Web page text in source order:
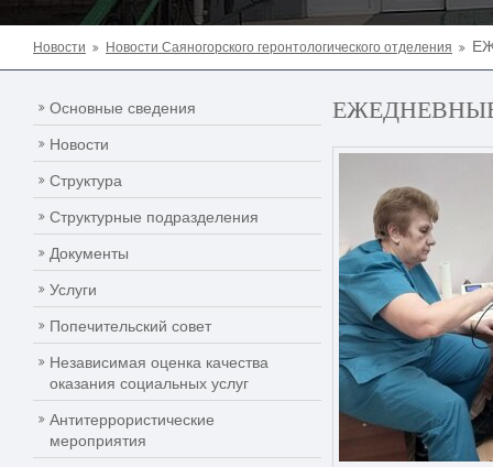
Новости Новости Саяногорского геронтологического отделения
Основные сведения
Новости
Структура
Структурные подразделения
Документы
Услуги
Попечительский совет
Независимая оценка качества
оказания социальных услуг
Антитеррористические
мероприятия